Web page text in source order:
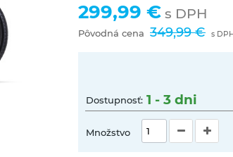
299,99 € s DPH
Pôvodná cena 349,99 € s
Dostupnosť: 1 - 3 dni
Množstvo